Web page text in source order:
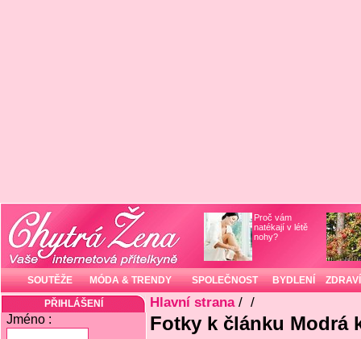
Proč vám
natékají v létě
nohy?
SOUTĚŽE MÓDA & TRENDY SPOLEČNOST BYDLENÍ ZDRAVÍ
PŘIHLÁŠENÍ
Jméno :
Hlavní strana/ /
Fotky k článku Modrá